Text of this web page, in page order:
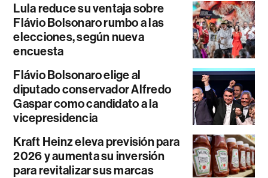
Lula reduce su ventaja sobre
Flávio Bolsonaro rumbo a las
elecciones, según nueva
encuesta
Flávio Bolsonaro elige al
diputado conservador Alfredo
Gaspar como candidato a la
vicepresidencia
Kraft Heinz eleva previsión para
2026 y aumenta su inversión
para revitalizar sus marcas